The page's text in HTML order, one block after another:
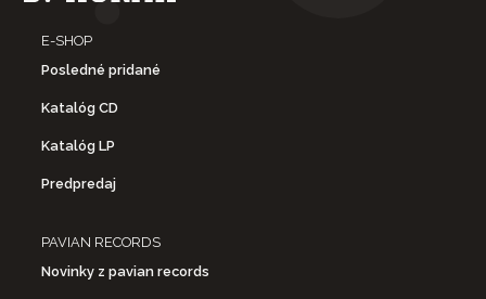
E-SHOP
Posledné pridané
Katalóg CD
Katalóg LP
Predpredaj
PAVIAN RECORDS
Novinky z pavian records